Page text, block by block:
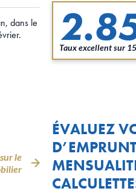
dans le
le
Taux excellent sur
ÉVALUEZ